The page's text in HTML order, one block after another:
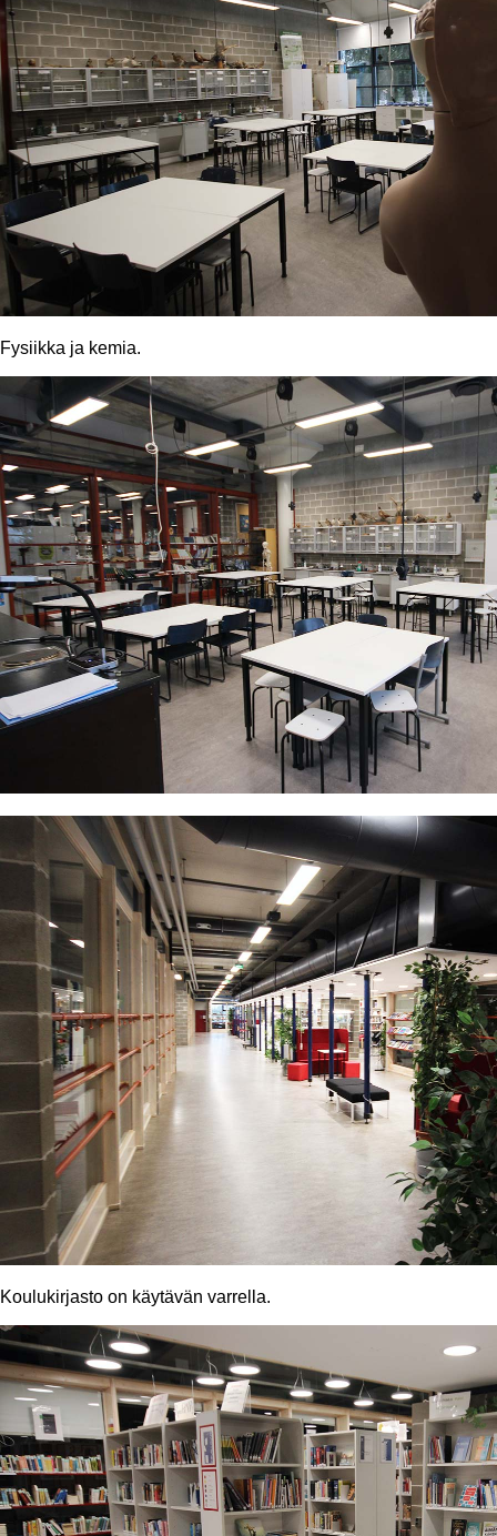
Fysiikka ja kemia.
Koulukirjasto on käytävän varrella.